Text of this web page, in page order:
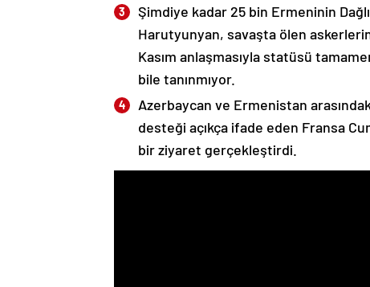
Şimdiye kadar 25 bin Ermeninin
Harutyunyan, savaşta ölen
Kasım anlaşmasıyla statüsü
bile tanınmıyor.
Azerbaycan ve Ermenistan
desteği açıkça ifade eden Fransa
bir ziyaret gerçekleştirdi.